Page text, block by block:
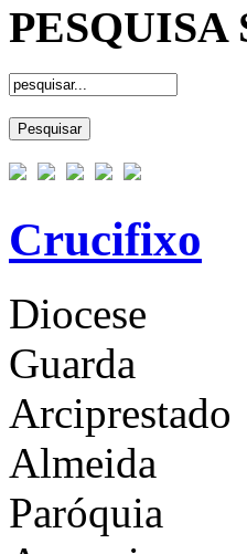
PESQUISA
Crucifixo
Diocese
Guarda
Arciprestado
Almeida
Paróquia